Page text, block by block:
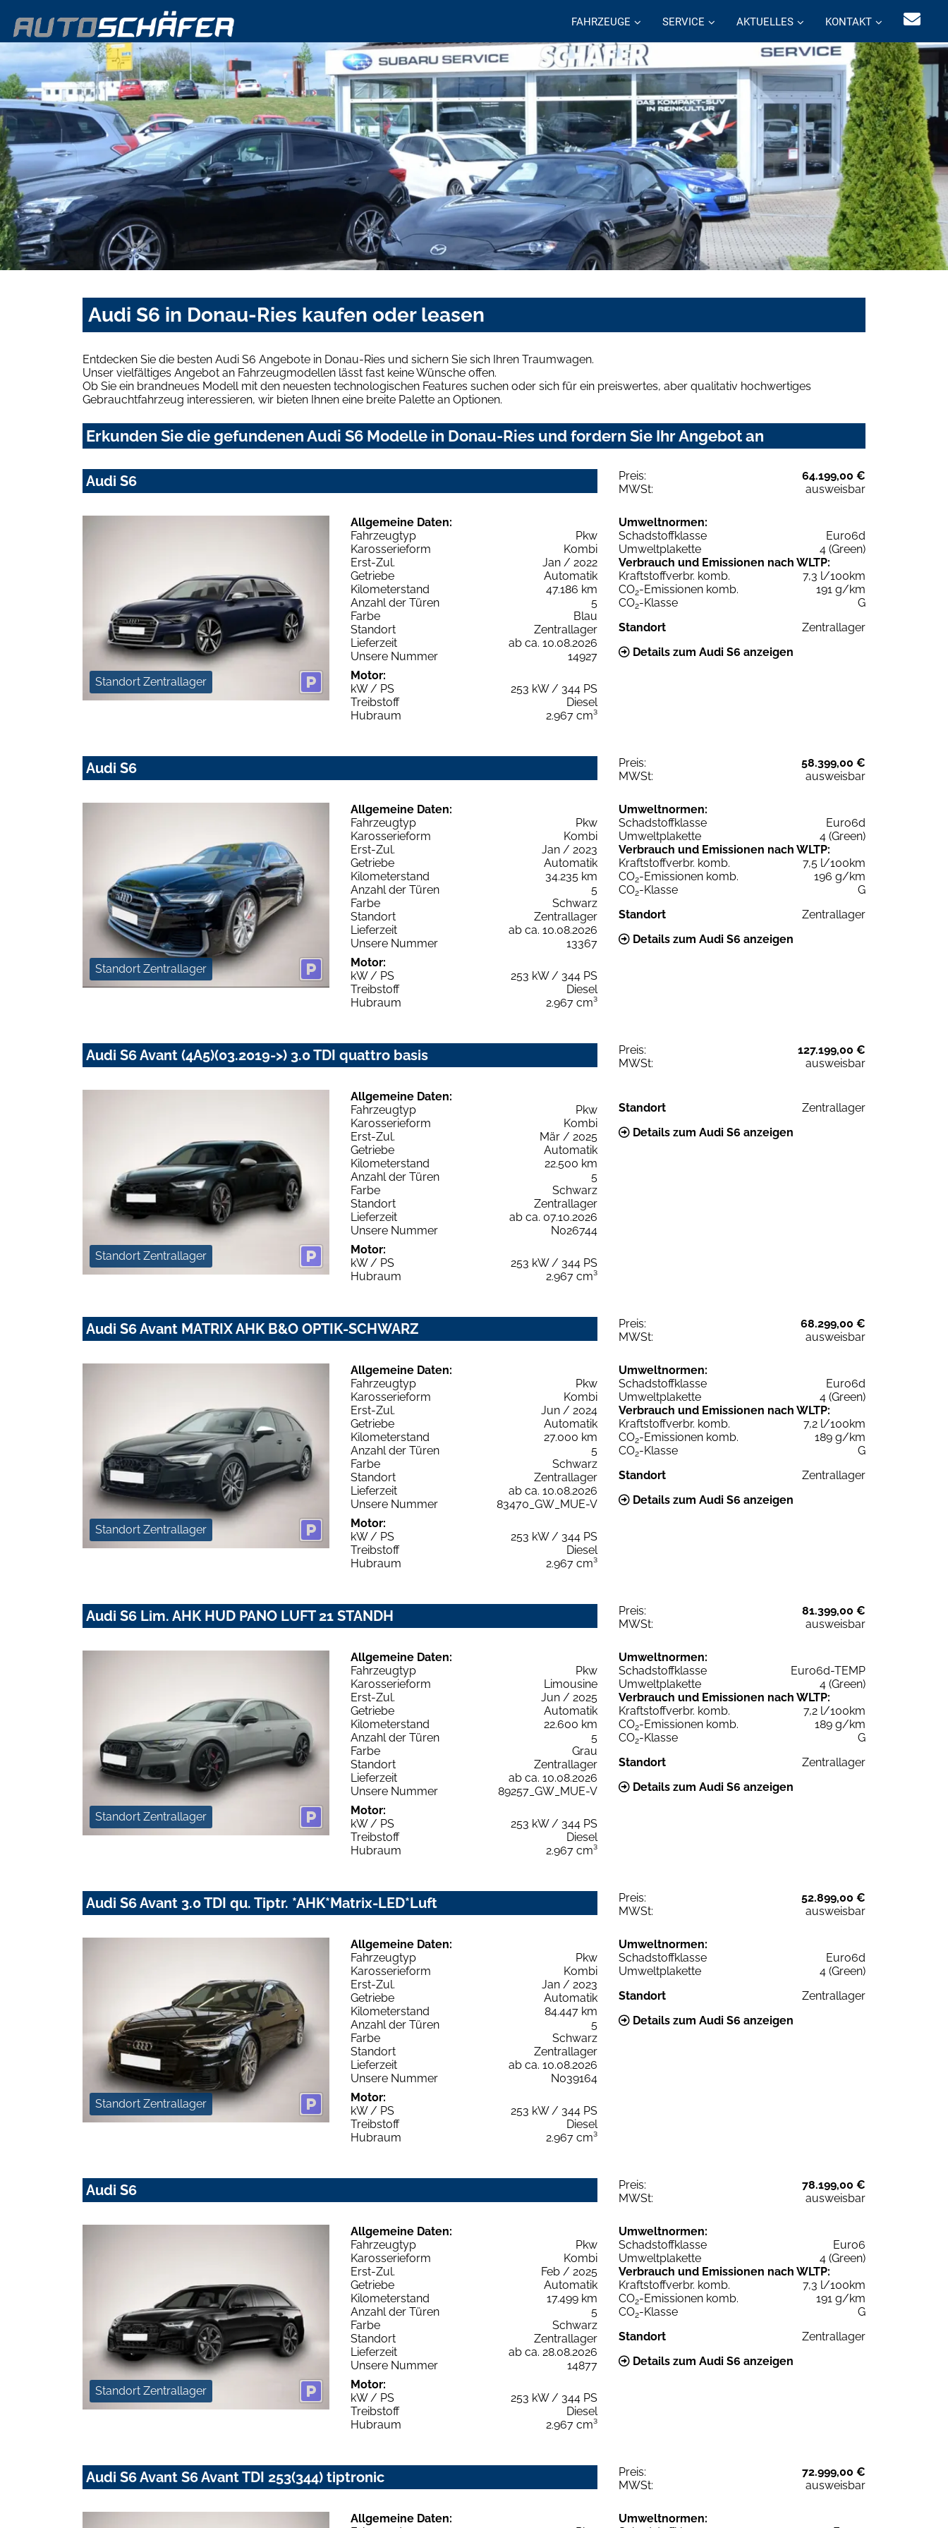
FAHRZEUGE SERVICE AKTUELLES KONTAKT
Audi S6 in Donau-Ries kaufen oder leasen
Entdecken Sie die besten Audi S6 Angebote in Donau-Ries und sichern Sie sich Ihren Traumwagen.
Unser vielfältiges Angebot an Fahrzeugmodellen lässt fast keine Wünsche offen.
Ob Sie ein brandneues Modell mit den neuesten technologischen Features suchen oder sich für ein preiswertes, aber qualitativ hochwertiges
Gebrauchtfahrzeug interessieren, wir bieten Ihnen eine breite Palette an Optionen.
Erkunden Sie die gefundenen Audi S6 Modelle in Donau-Ries und fordern Sie Ihr Angebot an
Audi S6 Preis:
64.199,00 €
MWSt:
ausweisbar
Standort Zentrallager
Allgemeine Daten:
Fahrzeugtyp
Pkw
Karosserieform
Kombi
Erst-Zul.
Jan / 2022
Getriebe
Automatik
Kilometerstand
47.186 km
Anzahl der Türen
5
Farbe
Blau
Standort
Zentrallager
Lieferzeit
ab ca. 10.08.2026
Unsere Nummer
14927
Motor:
kW / PS
253 kW / 344 PS
Treibstoff
Diesel
Hubraum
2.967 cm³
Umweltnormen:
Schadstoffklasse
Euro6d
Umweltplakette
4 (Green)
Verbrauch und Emissionen nach WLTP:
Kraftstoffverbr. komb.
7,3 l/100km
CO2-Emissionen komb.
191 g/km
CO2-Klasse
G
Standort
Zentrallager
Details zum Audi S6 anzeigen
Audi S6 Preis:
58.399,00 €
MWSt:
ausweisbar
Standort Zentrallager
Allgemeine Daten:
Fahrzeugtyp
Pkw
Karosserieform
Kombi
Erst-Zul.
Jan / 2023
Getriebe
Automatik
Kilometerstand
34.235 km
Anzahl der Türen
5
Farbe
Schwarz
Standort
Zentrallager
Lieferzeit
ab ca. 10.08.2026
Unsere Nummer
13367
Motor:
kW / PS
253 kW / 344 PS
Treibstoff
Diesel
Hubraum
2.967 cm³
Umweltnormen:
Schadstoffklasse
Euro6d
Umweltplakette
4 (Green)
Verbrauch und Emissionen nach WLTP:
Kraftstoffverbr. komb.
7,5 l/100km
CO2-Emissionen komb.
196 g/km
CO2-Klasse
G
Standort
Zentrallager
Details zum Audi S6 anzeigen
Audi S6 Avant (4A5)(03.2019->) 3.0 TDI quattro basis Preis:
127.199,00 €
MWSt:
ausweisbar
Standort Zentrallager
Allgemeine Daten:
Fahrzeugtyp
Pkw
Karosserieform
Kombi
Erst-Zul.
Mär / 2025
Getriebe
Automatik
Kilometerstand
22.500 km
Anzahl der Türen
5
Farbe
Schwarz
Standort
Zentrallager
Lieferzeit
ab ca. 07.10.2026
Unsere Nummer
N026744
Motor:
kW / PS
253 kW / 344 PS
Hubraum
2.967 cm³
Standort
Zentrallager
Details zum Audi S6 anzeigen
Audi S6 Avant MATRIX AHK B&O OPTIK-SCHWARZ Preis:
68.299,00 €
MWSt:
ausweisbar
Standort Zentrallager
Allgemeine Daten:
Fahrzeugtyp
Pkw
Karosserieform
Kombi
Erst-Zul.
Jun / 2024
Getriebe
Automatik
Kilometerstand
27.000 km
Anzahl der Türen
5
Farbe
Schwarz
Standort
Zentrallager
Lieferzeit
ab ca. 10.08.2026
Unsere Nummer
83470_GW_MUE-V
Motor:
kW / PS
253 kW / 344 PS
Treibstoff
Diesel
Hubraum
2.967 cm³
Umweltnormen:
Schadstoffklasse
Euro6d
Umweltplakette
4 (Green)
Verbrauch und Emissionen nach WLTP:
Kraftstoffverbr. komb.
7,2 l/100km
CO2-Emissionen komb.
189 g/km
CO2-Klasse
G
Standort
Zentrallager
Details zum Audi S6 anzeigen
Audi S6 Lim. AHK HUD PANO LUFT 21 STANDH Preis:
81.399,00 €
MWSt:
ausweisbar
Standort Zentrallager
Allgemeine Daten:
Fahrzeugtyp
Pkw
Karosserieform
Limousine
Erst-Zul.
Jun / 2025
Getriebe
Automatik
Kilometerstand
22.600 km
Anzahl der Türen
5
Farbe
Grau
Standort
Zentrallager
Lieferzeit
ab ca. 10.08.2026
Unsere Nummer
89257_GW_MUE-V
Motor:
kW / PS
253 kW / 344 PS
Treibstoff
Diesel
Hubraum
2.967 cm³
Umweltnormen:
Schadstoffklasse
Euro6d-TEMP
Umweltplakette
4 (Green)
Verbrauch und Emissionen nach WLTP:
Kraftstoffverbr. komb.
7,2 l/100km
CO2-Emissionen komb.
189 g/km
CO2-Klasse
G
Standort
Zentrallager
Details zum Audi S6 anzeigen
Audi S6 Avant 3.0 TDI qu. Tiptr. *AHK*Matrix-LED*Luft Preis:
52.899,00 €
MWSt:
ausweisbar
Standort Zentrallager
Allgemeine Daten:
Fahrzeugtyp
Pkw
Karosserieform
Kombi
Erst-Zul.
Jan / 2023
Getriebe
Automatik
Kilometerstand
84.447 km
Anzahl der Türen
5
Farbe
Schwarz
Standort
Zentrallager
Lieferzeit
ab ca. 10.08.2026
Unsere Nummer
N039164
Motor:
kW / PS
253 kW / 344 PS
Treibstoff
Diesel
Hubraum
2.967 cm³
Umweltnormen:
Schadstoffklasse
Euro6d
Umweltplakette
4 (Green)
Standort
Zentrallager
Details zum Audi S6 anzeigen
Audi S6 Preis:
78.199,00 €
MWSt:
ausweisbar
Standort Zentrallager
Allgemeine Daten:
Fahrzeugtyp
Pkw
Karosserieform
Kombi
Erst-Zul.
Feb / 2025
Getriebe
Automatik
Kilometerstand
17.499 km
Anzahl der Türen
5
Farbe
Schwarz
Standort
Zentrallager
Lieferzeit
ab ca. 28.08.2026
Unsere Nummer
14877
Motor:
kW / PS
253 kW / 344 PS
Treibstoff
Diesel
Hubraum
2.967 cm³
Umweltnormen:
Schadstoffklasse
Euro6
Umweltplakette
4 (Green)
Verbrauch und Emissionen nach WLTP:
Kraftstoffverbr. komb.
7,3 l/100km
CO2-Emissionen komb.
191 g/km
CO2-Klasse
G
Standort
Zentrallager
Details zum Audi S6 anzeigen
Audi S6 Avant S6 Avant TDI 253(344) tiptronic Preis:
72.999,00 €
MWSt:
ausweisbar
Allgemeine Daten:
Umweltnormen: